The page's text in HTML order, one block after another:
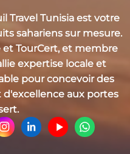
Travel Tunisia est votre
sahariens sur mesure.
et TourCert, et membre
expertise locale et
pour concevoir des
aux portes